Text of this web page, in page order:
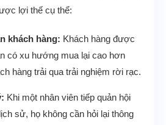
lợi thế cụ thể:
khách hàng: Khách hàng được
có xu hướng mua lại cao hơn
hàng trải qua trải nghiệm rời rạc.
Khi một nhân viên tiếp quản hội
sử, họ không cần hỏi lại thông